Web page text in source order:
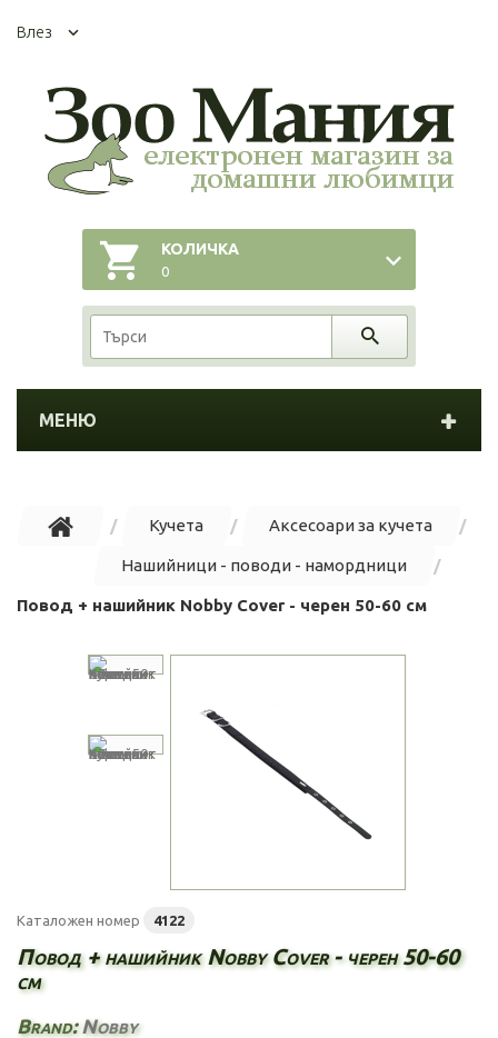
Влез
КОЛИЧКА
0
МЕНЮ
Кучета Аксесоари за кучета
Нашийници - поводи - намордници
Повод + нашийник Nobby Cover - черен 50-60 см
Каталожен номер 4122
Повод + нашийник Nobby Cover - черен 50-60
см
Brand:Nobby